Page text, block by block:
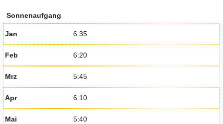
Sonnenaufgang
Jan 6:35
Feb 6:20
Mrz 5:45
Apr 6:10
Mai 5:40